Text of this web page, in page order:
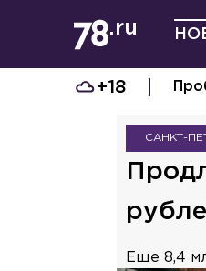
+18
САНКТ-
Еще 8,4